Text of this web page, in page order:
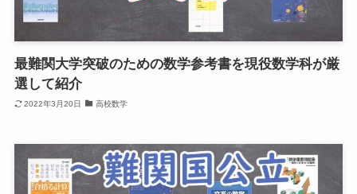
最難関大学突破のための数学参考書を現役数学科が厳
選して紹介
2022年3月20日 高校数学